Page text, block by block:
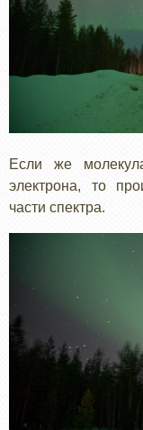
Если же
электрона, то
части спектра.